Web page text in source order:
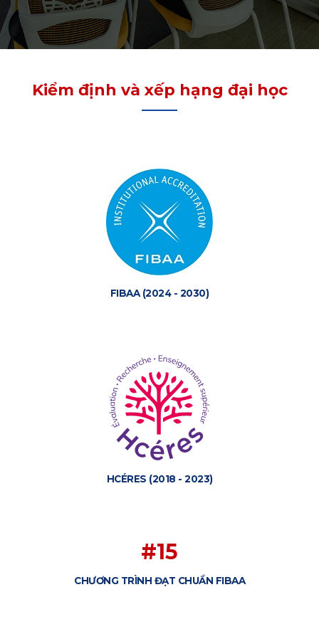
Kiểm định và xếp hạng đại học
FIBAA (2024 - 2030)
HCÉRES (2018 - 2023)
#15
CHƯƠNG TRÌNH ĐẠT CHUẨN FIBAA